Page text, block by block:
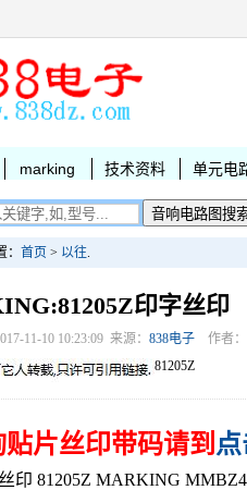
marking 技术资料 单元电
首页 > 以往.
印字丝印
11-10 10:23:09 来源： 838电子 作者
81205Z
片丝印带码请到
印 81205Z MARKING